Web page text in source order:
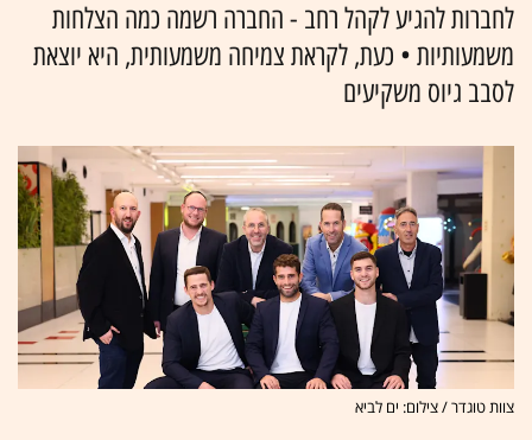
לחברות להגיע לקהל רחב - החברה רשמה כמה הצלחות
משמעותיות • כעת, לקראת צמיחה משמעותית, היא יוצאת
לסבב גיוס משקיעים
צוות טוגדר / צילום: ים לביא